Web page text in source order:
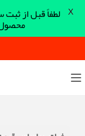
لطفاً قبل از X